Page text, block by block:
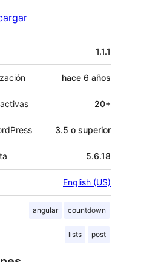
1.1.1
hace 6 años
20+
3.5 o superior
5.6.18
English (US)
angular countdown
lists post